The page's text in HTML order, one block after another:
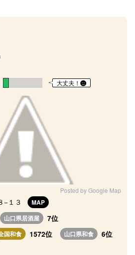
大丈夫！
Posted by Google Map
−１３
MAP
山口県居酒屋 7位
国和食 1572位 山口県和食 6位